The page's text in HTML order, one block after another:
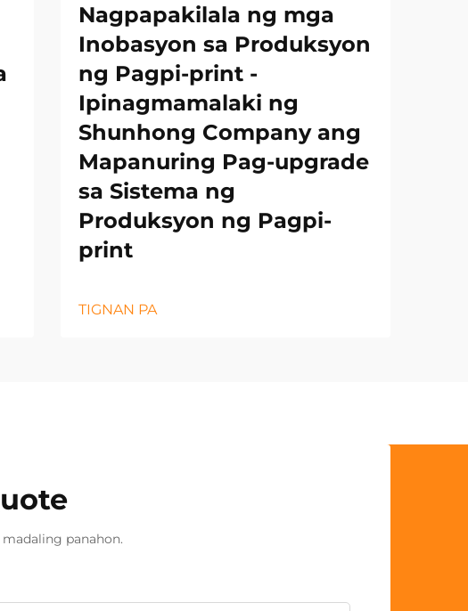
Nagpapakilala ng mga
Inobasyon sa Produksyon
ng Pagpi-print -
Ipinagmamalaki ng
Shunhong Company ang
Mapanuring Pag-upgrade
sa Sistema ng
Produksyon ng Pagpi-
print
TIGNAN PA
panahon.